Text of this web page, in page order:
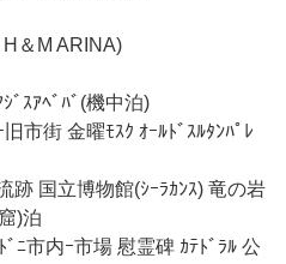
＆M ARINA)
ﾞｽｱﾍﾞﾊﾞ(機中泊)
市街 金曜ﾓｽｸ ｵｰﾙﾄﾞｽﾙﾀﾝﾊﾟﾚ
跡 国立博物館(ｼｰﾗｶﾝｽ) 竜の岩
)泊
ﾆ市内ｰ市場 慰霊碑 ｶﾃﾄﾞﾗﾙ 公